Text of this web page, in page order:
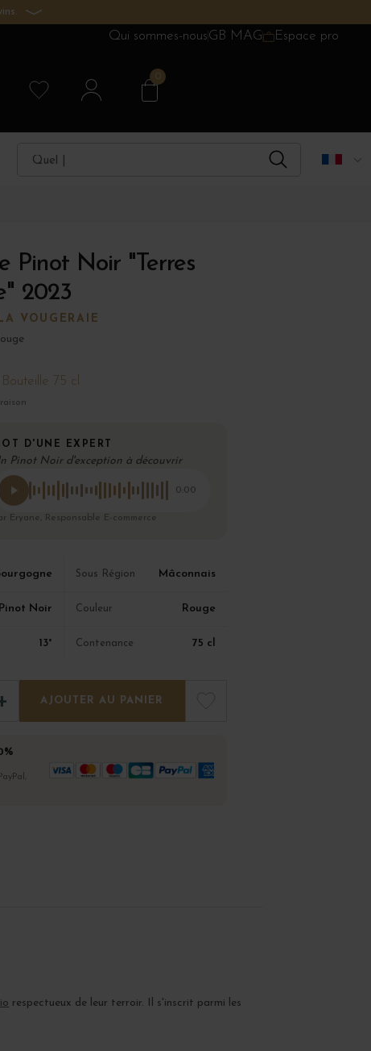
Qui sommes-nousGB MAG Espace pro
0
Pinot Noir "Terres
2023
VOUGERAIE
Bouteille 75 cl
D'UNE EXPERT
Pinot Noir d'exception à découvrir
0:00
Eryane, Responsable E-commerce
Sous Région Mâconnais
Pinot Noir Couleur Rouge
13° Contenance 75 cl
AJOUTER AU PANIER
respectueux de leur terroir. Il s'inscrit parmi les